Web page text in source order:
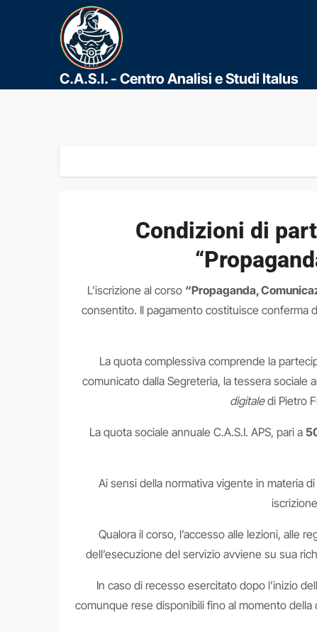
C.A.S.I. - Centro Analisi e Studi Italus
Condizioni di
L’iscrizione al corso “Propaganda,
consentito. Il pagamento costituisce conferma
La quota complessiva comprende la
comunicato dalla Segreteria, la tessera sociale
digitaledi Pietro
La quota sociale annuale C.A.S.I. APS, pari a
Ai sensi della normativa vigente in materia
Qualora il corso, l’accesso alle lezioni, alle
dell’esecuzione del servizio avviene su sua
In caso di recesso esercitato dopo l’inizio
comunque rese disponibili fino al momento